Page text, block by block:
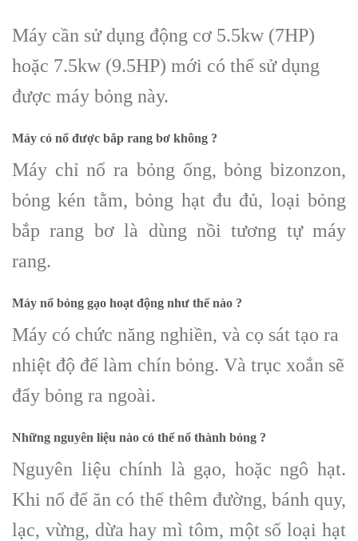
Máy cần sử dụng động cơ 5.5kw (7HP)
hoặc 7.5kw (9.5HP) mới có thể sử dụng
được máy bỏng này.
Máy có nổ được bắp rang bơ không ?
Máy chỉ nổ ra bỏng ống, bỏng bizonzon,
bỏng kén tằm, bỏng hạt đu đủ, loại bỏng
bắp rang bơ là dùng nồi tương tự máy
rang.
Máy nổ bỏng gạo hoạt động như thế nào ?
Máy có chức năng nghiền, và cọ sát tạo ra
nhiệt độ để làm chín bỏng. Và trục xoắn sẽ
đẩy bỏng ra ngoài.
Những nguyên liệu nào có thể nổ thành bỏng ?
Nguyên liệu chính là gạo, hoặc ngô hạt.
Khi nổ để ăn có thể thêm đường, bánh quy,
lạc, vừng, dừa hay mì tôm, một số loại hạt